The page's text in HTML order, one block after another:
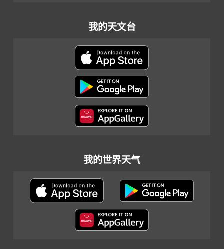
我的天文台
我的世界天气